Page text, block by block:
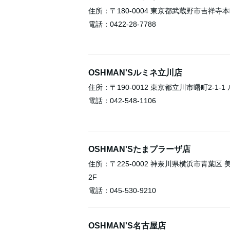
住所：〒180-0004 東京都武蔵野市吉祥寺
電話：0422-28-7788
OSHMAN'Sルミネ立川店
住所：〒190-0012 東京都立川市曙町2-1-1
電話：042-548-1106
OSHMAN'Sたまプラーザ店
住所：〒225-0002 神奈川県横浜市青葉区
2F
電話：045-530-9210
OSHMAN'S名古屋店